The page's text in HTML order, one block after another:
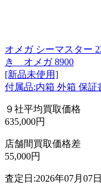
オメガ シーマスター
き オメガ 8900
[新品未使用]
付属品:内箱 外箱 保証
９社平均買取価格
635,000円
店舗間買取価格差
55,000円
査定日:2026年07月07日